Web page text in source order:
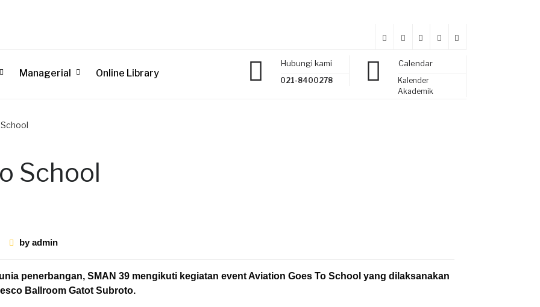
Managerial Online Library
Hubungi kami
021-8400278
Calendar
Kalender
Akademik
School
byadmin
penerbangan, SMAN 39 mengikuti kegiatan event Aviation Goes To School yang dilaksanakan
Ballroom Gatot Subroto.